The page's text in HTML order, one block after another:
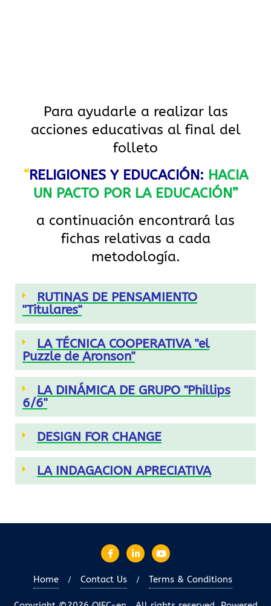
Para ayudarle a realizar las
acciones educativas al final del
folleto
“RELIGIONES Y EDUCACIÓN: HACIA
UN PACTO POR LA EDUCACIÓN”
a continuación encontrará las
fichas relativas a cada
metodología.
RUTINAS DE PENSAMIENTO
"Titulares"
LA TÉCNICA COOPERATIVA "el
Puzzle de Aronson"
LA DINÁMICA DE GRUPO "Phillips
6/6"
DESIGN FOR CHANGE
LA INDAGACION APRECIATIVA
Home Contact Us Terms & Conditions